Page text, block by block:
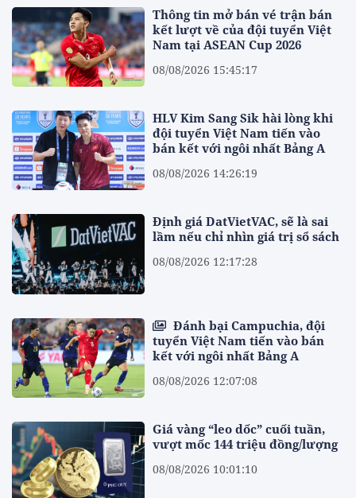
Thông tin mở bán vé trận bán
kết lượt về của đội tuyển Việt
Nam tại ASEAN Cup 2026
08/08/2026 15:45:17
HLV Kim Sang Sik hài lòng khi
đội tuyển Việt Nam tiến vào
bán kết với ngôi nhất Bảng A
08/08/2026 14:26:19
Định giá DatVietVAC, sẽ là sai
lầm nếu chỉ nhìn giá trị sổ sách
08/08/2026 12:17:28
Đánh bại Campuchia, đội
tuyển Việt Nam tiến vào bán
kết với ngôi nhất Bảng A
08/08/2026 12:07:08
Giá vàng “leo dốc” cuối tuần,
vượt mốc 144 triệu đồng/lượng
08/08/2026 10:01:10